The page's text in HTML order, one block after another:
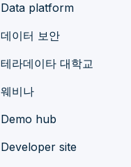
Data platform
데이터 보안
테라데이타 대학교
웨비나
Demo hub
Developer site